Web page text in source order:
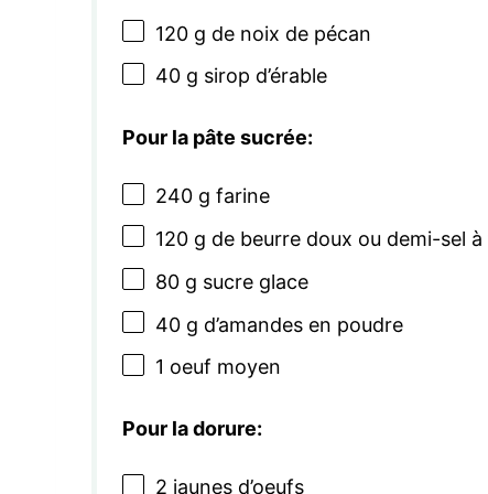
120 g de noix de pécan
40 g sirop d’érable
Pour la pâte sucrée:
240 g farine
120 g de beurre doux ou demi-sel
80 g sucre glace
40 g d’amandes en poudre
1 oeuf moyen
Pour la dorure:
2 jaunes d’oeufs